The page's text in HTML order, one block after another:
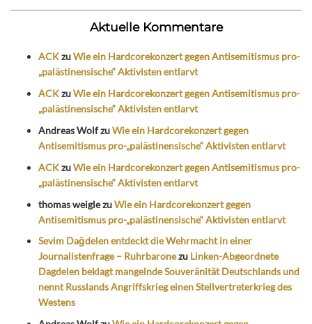
Aktuelle Kommentare
ACKzuWie ein Hardcorekonzert gegen Antisemitismus pro-
„palästinensische“ Aktivisten entlarvt
ACKzuWie ein Hardcorekonzert gegen Antisemitismus pro-
„palästinensische“ Aktivisten entlarvt
Andreas WolfzuWie ein Hardcorekonzert gegen
Antisemitismus pro-„palästinensische“ Aktivisten entlarvt
ACKzuWie ein Hardcorekonzert gegen Antisemitismus pro-
„palästinensische“ Aktivisten entlarvt
thomas weiglezuWie ein Hardcorekonzert gegen
Antisemitismus pro-„palästinensische“ Aktivisten entlarvt
Sevim Dağdelen entdeckt die Wehrmacht in einer
Journalistenfrage – Ruhrbaronezu Linken-Abgeordnete
Dagdelen beklagt mangelnde Souveränität Deutschlands und
nennt Russlands Angriffskrieg einen Stellvertreterkrieg des
Westens